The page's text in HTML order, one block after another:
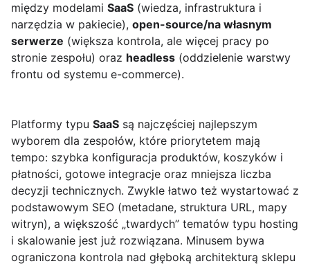
między modelami SaaS (wiedza, infrastruktura i
narzędzia w pakiecie), open-source/na własnym
serwerze (większa kontrola, ale więcej pracy po
stronie zespołu) oraz headless (oddzielenie warstwy
frontu od systemu e-commerce).
Platformy typu SaaS są najczęściej najlepszym
wyborem dla zespołów, które priorytetem mają
tempo: szybka konfiguracja produktów, koszyków i
płatności, gotowe integracje oraz mniejsza liczba
decyzji technicznych. Zwykle łatwo też wystartować z
podstawowym SEO (metadane, struktura URL, mapy
witryn), a większość „twardych” tematów typu hosting
i skalowanie jest już rozwiązana. Minusem bywa
ograniczona kontrola nad głęboką architekturą sklepu